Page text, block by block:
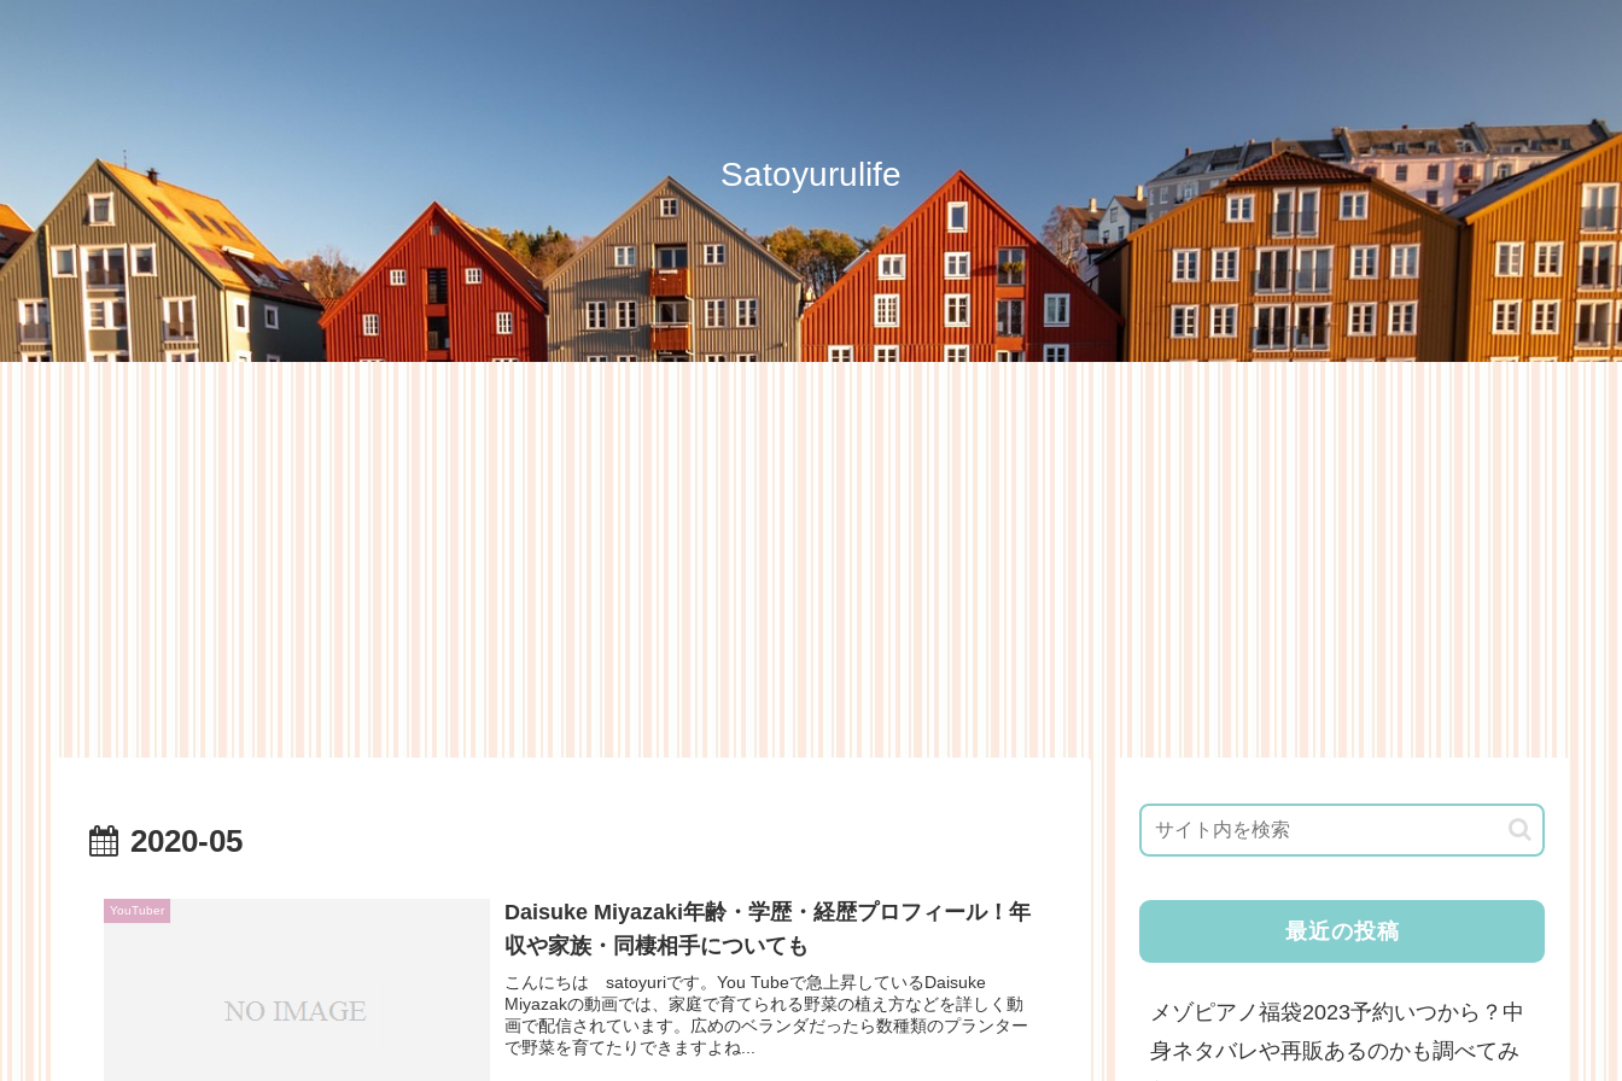
Satoyurulife
2020-05
YouTuber
Daisuke Miyazaki年齢・学歴・経歴プロフィール！年
収や家族・同棲相手についても
こんにちは satoyuriです。You Tubeで急上昇しているDaisuke
Miyazakの動画では、家庭で育てられる野菜の植え方などを詳しく動
画で配信されています。広めのベランダだったら数種類のプランター
で野菜を育てたりできますよね...
最近の投稿
メゾピアノ福袋2023予約いつから？中
身ネタバレや再販あるのかも調べてみ